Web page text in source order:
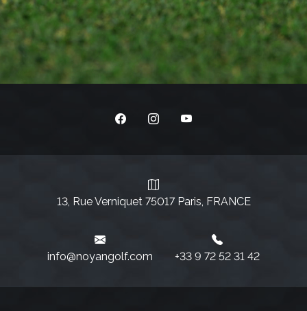
13, Rue Verniquet 75017 Paris, FRANCE
info@noyangolf.com +33 9 72 52 31 42‬